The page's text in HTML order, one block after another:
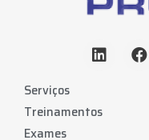
Serviços
Treinamentos
Exames